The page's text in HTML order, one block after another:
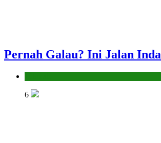
Pernah Galau? Ini Jalan
6